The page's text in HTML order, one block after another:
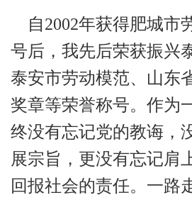
自2002年获得肥城市
号后，我先后荣获振兴
泰安市劳动模范、山东
奖章等荣誉称号。作为
终没有忘记党的教诲，
展宗旨，更没有忘记肩
回报社会的责任。一路